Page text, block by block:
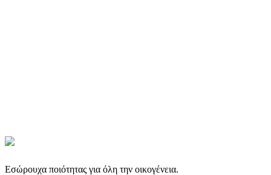
Εσώρουχα ποιότητας για όλη την οικογένεια.